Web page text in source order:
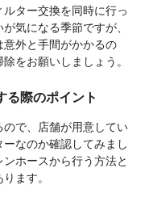
ター交換を同時に行っ
気になる季節ですが、
外と手間がかかるの
をお願いしましょう。
る際のポイント
で、店舗が用意してい
なのか確認してみまし
ホースから行う方法と
ます。